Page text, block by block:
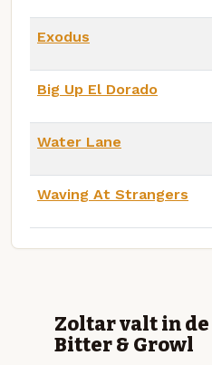
Exodus
Big Up El Dorado
Water Lane
Waving At Strangers
Zoltar valt in
Bitter & Growl